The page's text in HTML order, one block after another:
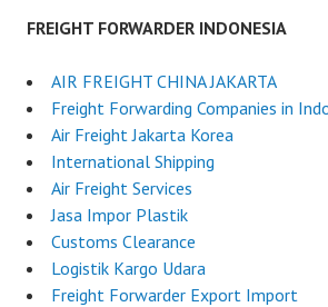
FREIGHT FORWARDER INDONESIA
AIR FREIGHT CHINA JAKARTA
Freight Forwarding Companies in
Air Freight Jakarta Korea
International Shipping
Air Freight Services
Jasa Impor Plastik
Customs Clearance
Logistik Kargo Udara
Freight Forwarder Export Import